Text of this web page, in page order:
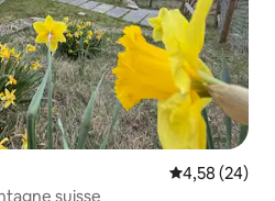
Évaluation
4,58 (24)
suisse